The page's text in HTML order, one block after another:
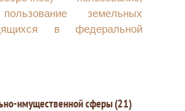
земельных
в федеральной
проведения торгов
имущественной сферы (21)